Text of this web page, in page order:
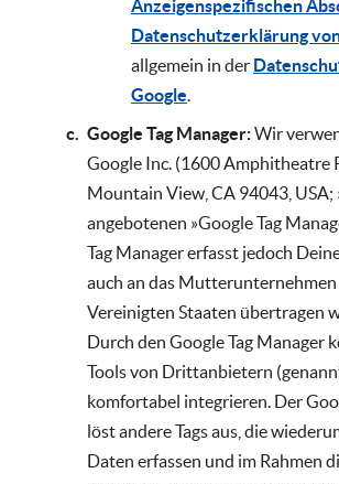
Anzeigenspezifischen
Datenschutzerklärung
allgemein in der
Google.
Google Tag Manager:Wir
Google Inc. (1600 Amphitheatre
Mountain View, CA 94043, USA;
angebotenen »Google Tag
Tag Manager erfasst jedoch
auch an das
Vereinigten Staaten übertragen
Durch den Google Tag Manager
Tools von Drittanbietern (genannt
komfortabel integrieren. Der
löst andere Tags aus, die
Daten erfassen und im Rahmen